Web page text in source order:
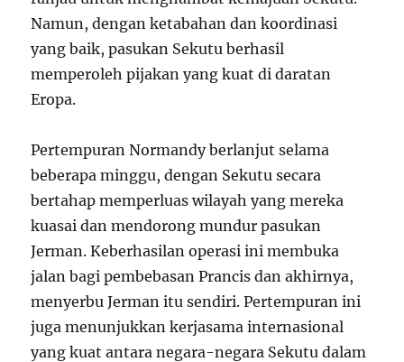
Namun, dengan ketabahan dan koordinasi
yang baik, pasukan Sekutu berhasil
memperoleh pijakan yang kuat di daratan
Eropa.
Pertempuran Normandy berlanjut selama
beberapa minggu, dengan Sekutu secara
bertahap memperluas wilayah yang mereka
kuasai dan mendorong mundur pasukan
Jerman. Keberhasilan operasi ini membuka
jalan bagi pembebasan Prancis dan akhirnya,
menyerbu Jerman itu sendiri. Pertempuran ini
juga menunjukkan kerjasama internasional
yang kuat antara negara-negara Sekutu dalam